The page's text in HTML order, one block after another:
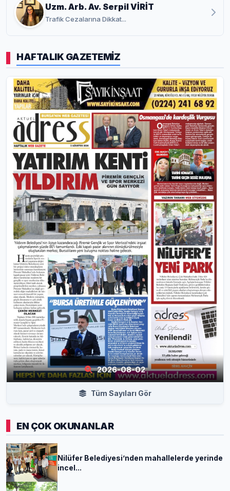
Uzm. Arb. Av. Serpil VİRİT
Trafik Cezalarına Dikkat...
HAFTALIK GAZETEMİZ
2026-08-02
Tüm Sayıları Gör
EN ÇOK OKUNANLAR
Nilüfer Belediyesi’nden mahallelerde yerinde
incel...